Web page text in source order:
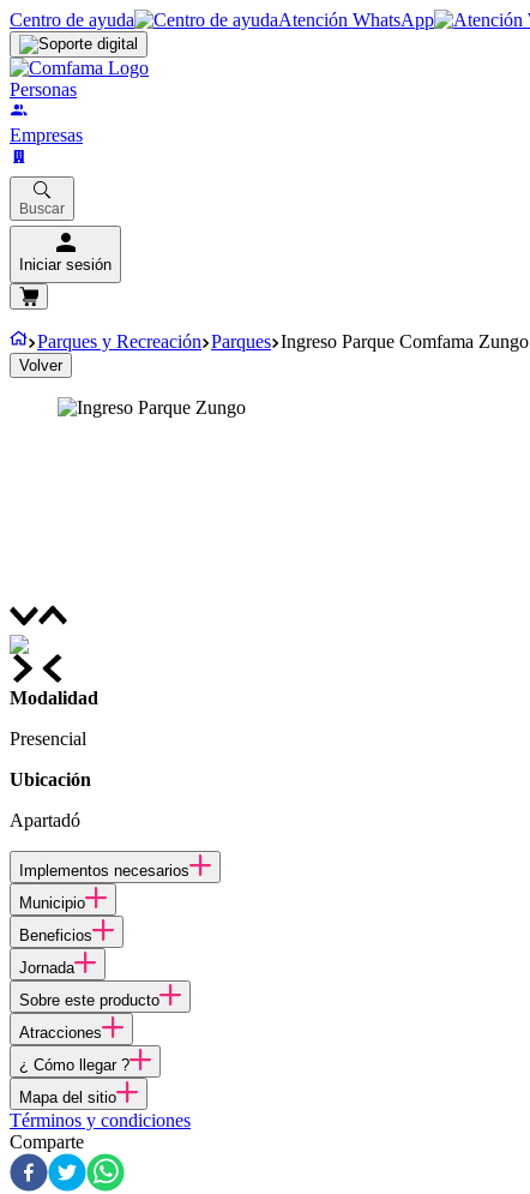
Centro de ayuda Atención WhatsApp
Personas
Empresas
Buscar
Iniciar sesión
Parques y Recreación Parques Ingreso Parque Comfama Zungo
Volver
Modalidad
Presencial
Ubicación
Apartadó
Implementos necesarios
Municipio
Beneficios
Jornada
Sobre este producto
Atracciones
¿ Cómo llegar ?
Mapa del sitio
Términos y condiciones
Comparte